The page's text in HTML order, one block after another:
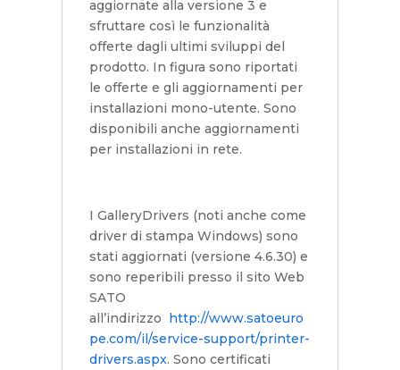
aggiornate alla versione 3 e
sfruttare così le funzionalità
offerte dagli ultimi sviluppi del
prodotto. In figura sono riportati
le offerte e gli aggiornamenti per
installazioni mono-utente. Sono
disponibili anche aggiornamenti
per installazioni in rete.
I GalleryDrivers (noti anche come
driver di stampa Windows) sono
stati aggiornati (versione 4.6.30) e
sono reperibili presso il sito Web
SATO
all’indirizzo http://www.satoeuro
pe.com/il/service-support/printer-
drivers.aspx. Sono certificati